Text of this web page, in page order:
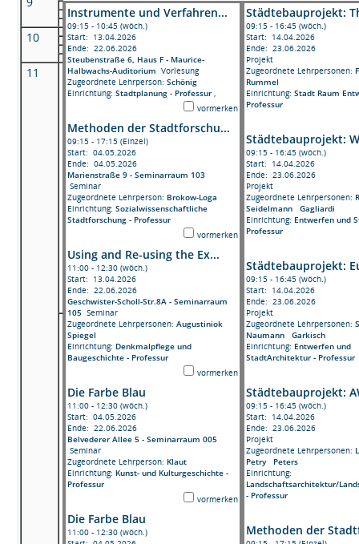
Instrumente und Verfahren...
09:15 - 10:45 (wöch.)
Start: 13.04.2026
Ende: 22.06.2026
Steubenstraße 6, Haus F - Maurice-
Halbwachs-Auditorium Vorlesung
Zugeordnete Lehrperson: Schönig
Einrichtung: Stadtplanung - Professur
vormerken
Methoden der Stadtforschu...
09:15 - 17:15 (Einzel)
Start: 04.05.2026
Ende: 04.05.2026
Marienstraße 9 - Seminarraum 103
Seminar
Zugeordnete Lehrperson: Brokow-Loga
Einrichtung: Sozialwissenschaftliche
Stadtforschung - Professur
vormerken
Using and Re-using the Ex...
11:00 - 12:30 (wöch.)
Start: 13.04.2026
Ende: 22.06.2026
Geschwister-Scholl-Str.8A - Seminarraum
105Seminar
Zugeordnete Lehrpersonen: Augustiniok
Spiegel
Einrichtung: Denkmalpflege und
Baugeschichte - Professur
vormerken
Die Farbe Blau
11:00 - 12:30 (wöch.)
Start: 04.05.2026
Ende: 22.06.2026
Belvederer Allee 5 - Seminarraum 005
Seminar
Zugeordnete Lehrperson: Klaut
Einrichtung: Kunst- und Kulturgeschichte -
Professur
vormerken
Die Farbe Blau
11:00 - 12:30 (wöch.)
Städtebauprojekt:
09:15 - 16:45 (wöch.)
Start: 14.04.2026
Ende: 23.06.2026
Projekt
Zugeordnete Lehrpersonen:
Rummel
Einrichtung: Stadt Raum
Professur
Städtebauprojekt:
09:15 - 16:45 (wöch.)
Start: 14.04.2026
Ende: 23.06.2026
Projekt
Zugeordnete Lehrpersonen:
Seidelmann Gagliardi
Einrichtung: Entwerfen und
Professur
Städtebauprojekt:
09:15 - 16:45 (wöch.)
Start: 14.04.2026
Ende: 23.06.2026
Projekt
Zugeordnete Lehrpersonen:
Naumann Garkisch
Einrichtung: Entwerfen und
StadtArchitektur - Professur
Städtebauprojekt:
09:15 - 16:45 (wöch.)
Start: 14.04.2026
Ende: 23.06.2026
Projekt
Zugeordnete Lehrpersonen:
Petry Peters
Einrichtung:
Landschaftsarchitektur/
- Professur
Methoden der
10
11